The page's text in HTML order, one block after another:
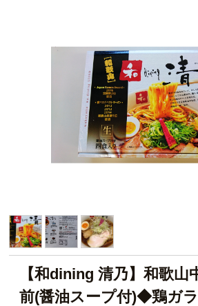
【和dining 清乃】和歌山
前(醤油スープ付)◆鶏ガ